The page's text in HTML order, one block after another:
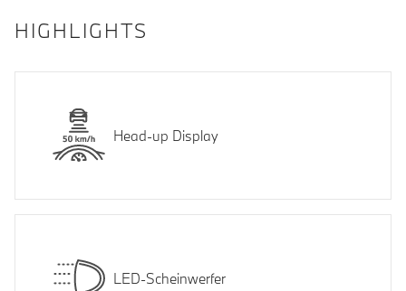
HIGHLIGHTS
Head-up Display
LED-Scheinwerfer